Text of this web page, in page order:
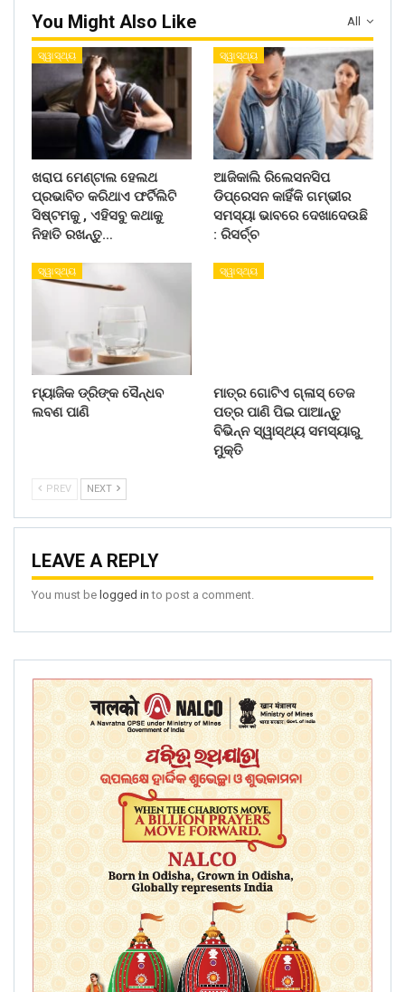
All
You Might Also Like
ସ୍ୱାସ୍ଥ୍ୟ
ଖରାପ ମେଣ୍ଟାଲ ହେଲଥ
ପ୍ରଭାବିତ କରିଥାଏ ଫର୍ଟିଲିଟି
ସିଷ୍ଟମକୁ , ଏହିସବୁ କଥାକୁ
ନିହାତି ରଖନ୍ତୁ…
ସ୍ୱାସ୍ଥ୍ୟ
ଆଜିକାଲି ରିଲେସନସିପ
ଡିପ୍ରେସନ କାହିଁକି ଗମ୍ଭୀର
ସମସ୍ୟା ଭାବରେ ଦେଖାଦେଉଛି
: ରିସର୍ଚ୍ଚ
ସ୍ୱାସ୍ଥ୍ୟ
ମ୍ୟାଜିକ ଡ୍ରିଙ୍କ ସୈନ୍ଧବ
ଲବଣ ପାଣି
ସ୍ୱାସ୍ଥ୍ୟ
ମାତ୍ର ଗୋଟିଏ ଗ୍ଳାସ୍ ତେଜ
ପତ୍ର ପାଣି ପିଇ ପାଆନ୍ତୁ
ବିଭିନ୍ନ ସ୍ୱାସ୍ଥ୍ୟ ସମସ୍ୟାରୁ
ମୁକ୍ତି
PREV NEXT
LEAVE A REPLY
You must be logged in to post a comment.